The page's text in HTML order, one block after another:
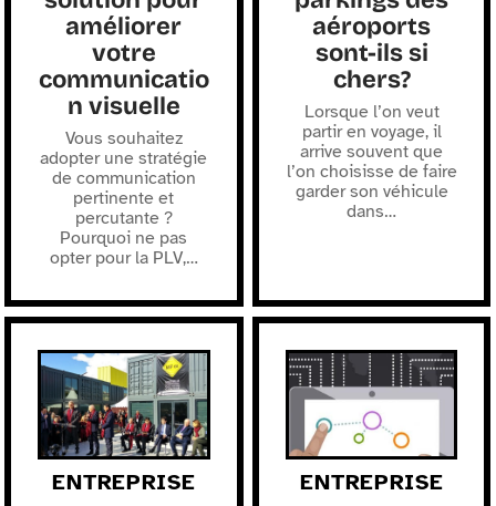
améliorer
votre
communicatio
n visuelle
Vous souhaitez
adopter une stratégie
de communication
pertinente et
percutante ?
Pourquoi ne pas
opter pour la PLV,…
aéroports
sont-ils si
chers?
Lorsque l’on veut
partir en voyage, il
arrive souvent que
l’on choisisse de faire
garder son véhicule
dans…
ENTREPRISE ENTREPRISE